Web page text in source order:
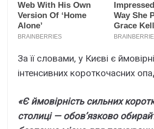
За її словами, у Києві є
інтенсивних короткочасних
«Є ймовірність сильних
столиці — обов’язково